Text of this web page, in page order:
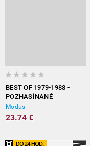
BEST OF 1979-1988 -
POZHASÍNANÉ
Modus
23.74 €